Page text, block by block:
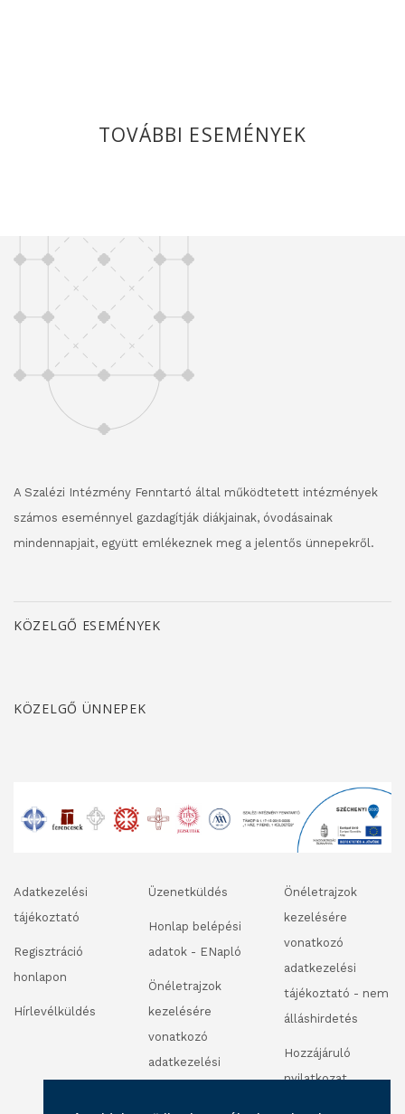
TOVÁBBI ESEMÉNYEK
A Szalézi Intézmény Fenntartó által működtetett intézmények
számos eseménnyel gazdagítják diákjainak, óvodásainak
mindennapjait, együtt emlékeznek meg a jelentős ünnepekről.
KÖZELGŐ ESEMÉNYEK
KÖZELGŐ ÜNNEPEK
Adatkezelési
tájékoztató
Regisztráció
honlapon
Hírlevélküldés
Üzenetküldés
Honlap belépési
adatok - ENapló
Önéletrajzok
kezelésére
vonatkozó
adatkezelési
Önéletrajzok
kezelésére
vonatkozó
adatkezelési
tájékoztató - nem
álláshirdetés
Hozzájáruló
nyilatkozat